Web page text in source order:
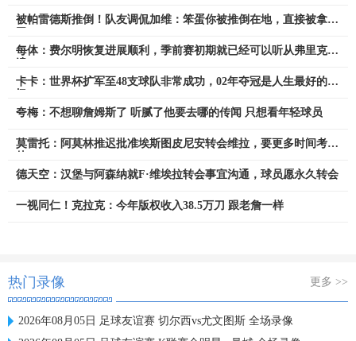
被帕雷德斯推倒！队友调侃加维：笨蛋你被推倒在地，直接被拿捏
每体：费尔明恢复进展顺利，季前赛初期就已经可以听从弗里克调
卡卡：世界杯扩军至48支球队非常成功，02年夺冠是人生最好的回
夸梅：不想聊詹姆斯了 听腻了他要去哪的传闻 只想看年轻球员
莫雷托：阿莫林推迟批准埃斯图皮尼安转会维拉，要更多时间考察
德天空：汉堡与阿森纳就F·维埃拉转会事宜沟通，球员愿永久转会
一视同仁！克拉克：今年版权收入38.5万刀 跟老詹一样
热门录像 更多 >>
2026年08月05日 足球友谊赛 切尔西vs尤文图斯 全场录像